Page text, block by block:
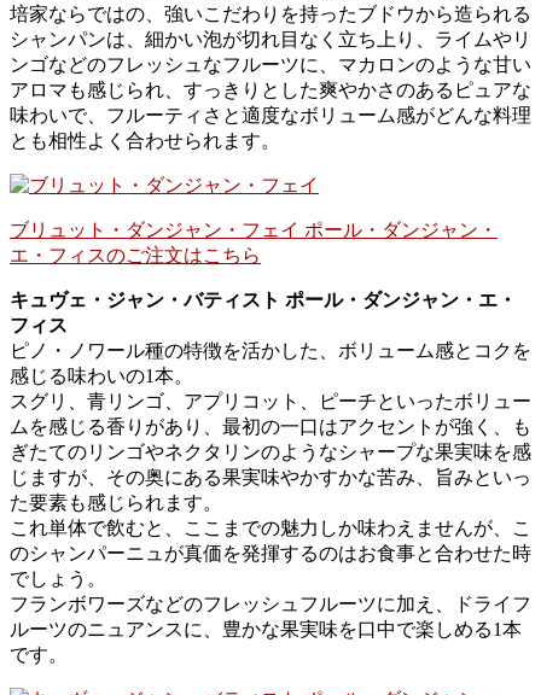
培家ならではの、強いこだわりを持ったブドウから造られる
シャンパンは、細かい泡が切れ目なく立ち上り、ライムやリ
ンゴなどのフレッシュなフルーツに、マカロンのような甘い
アロマも感じられ、すっきりとした爽やかさのあるピュアな
味わいで、フルーティさと適度なボリューム感がどんな料理
とも相性よく合わせられます。
ブリュット・ダンジャン・フェイ ポール・ダンジャン・
エ・フィスのご注文はこちら
キュヴェ・ジャン・バティスト ポール・ダンジャン・エ・
フィス
ピノ・ノワール種の特徴を活かした、ボリューム感とコクを
感じる味わいの1本。
スグリ、青リンゴ、アプリコット、ピーチといったボリュー
ムを感じる香りがあり、最初の一口はアクセントが強く、も
ぎたてのリンゴやネクタリンのようなシャープな果実味を感
じますが、その奥にある果実味やかすかな苦み、旨みといっ
た要素も感じられます。
これ単体で飲むと、ここまでの魅力しか味わえませんが、こ
のシャンパーニュが真価を発揮するのはお食事と合わせた時
でしょう。
フランボワーズなどのフレッシュフルーツに加え、ドライフ
ルーツのニュアンスに、豊かな果実味を口中で楽しめる1本
です。